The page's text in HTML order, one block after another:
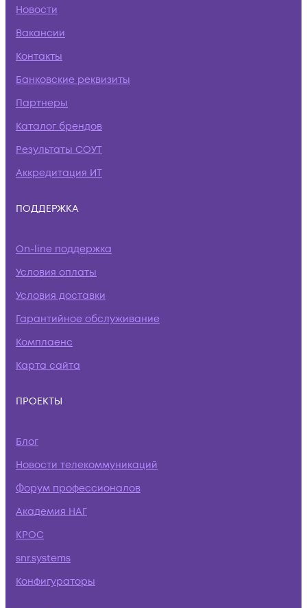
Новости
Вакансии
Контакты
Банковские реквизиты
Партнеры
Каталог брендов
Результаты СОУТ
Аккредитация ИТ
ПОДДЕРЖКА
On-line поддержка
Условия оплаты
Условия доставки
Гарантийное обслуживание
Комплаенс
Карта сайта
ПРОЕКТЫ
Блог
Новости телекоммуникаций
Форум профессионалов
Академия НАГ
КРОС
snr.systems
Конфигураторы